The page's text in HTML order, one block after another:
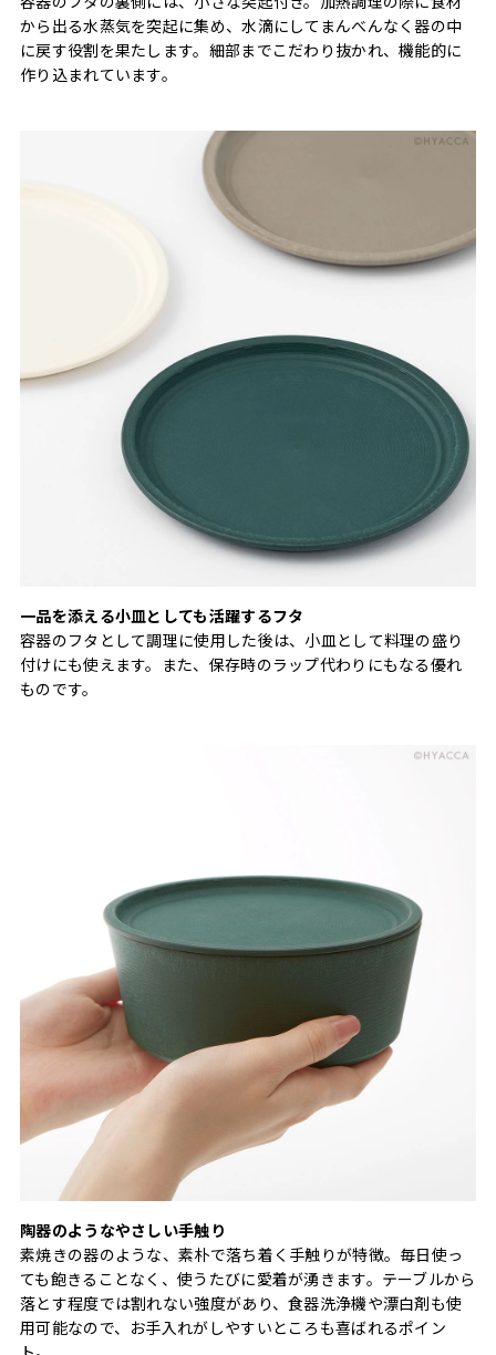
から出る水蒸気を突起に集め、水滴にしてまんべんなく器の中
に戻す役割を果たします。細部までこだわり抜かれ、機能的に
作り込まれています。
一品を添える小皿としても活躍するフタ
容器のフタとして調理に使用した後は、小皿として料理の盛り
付けにも使えます。また、保存時のラップ代わりにもなる優れ
ものです。
陶器のようなやさしい手触り
素焼きの器のような、素朴で落ち着く手触りが特徴。毎日使っ
ても飽きることなく、使うたびに愛着が湧きます。テーブルから
落とす程度では割れない強度があり、食器洗浄機や漂白剤も使
用可能なので、お手入れがしやすいところも喜ばれるポイン